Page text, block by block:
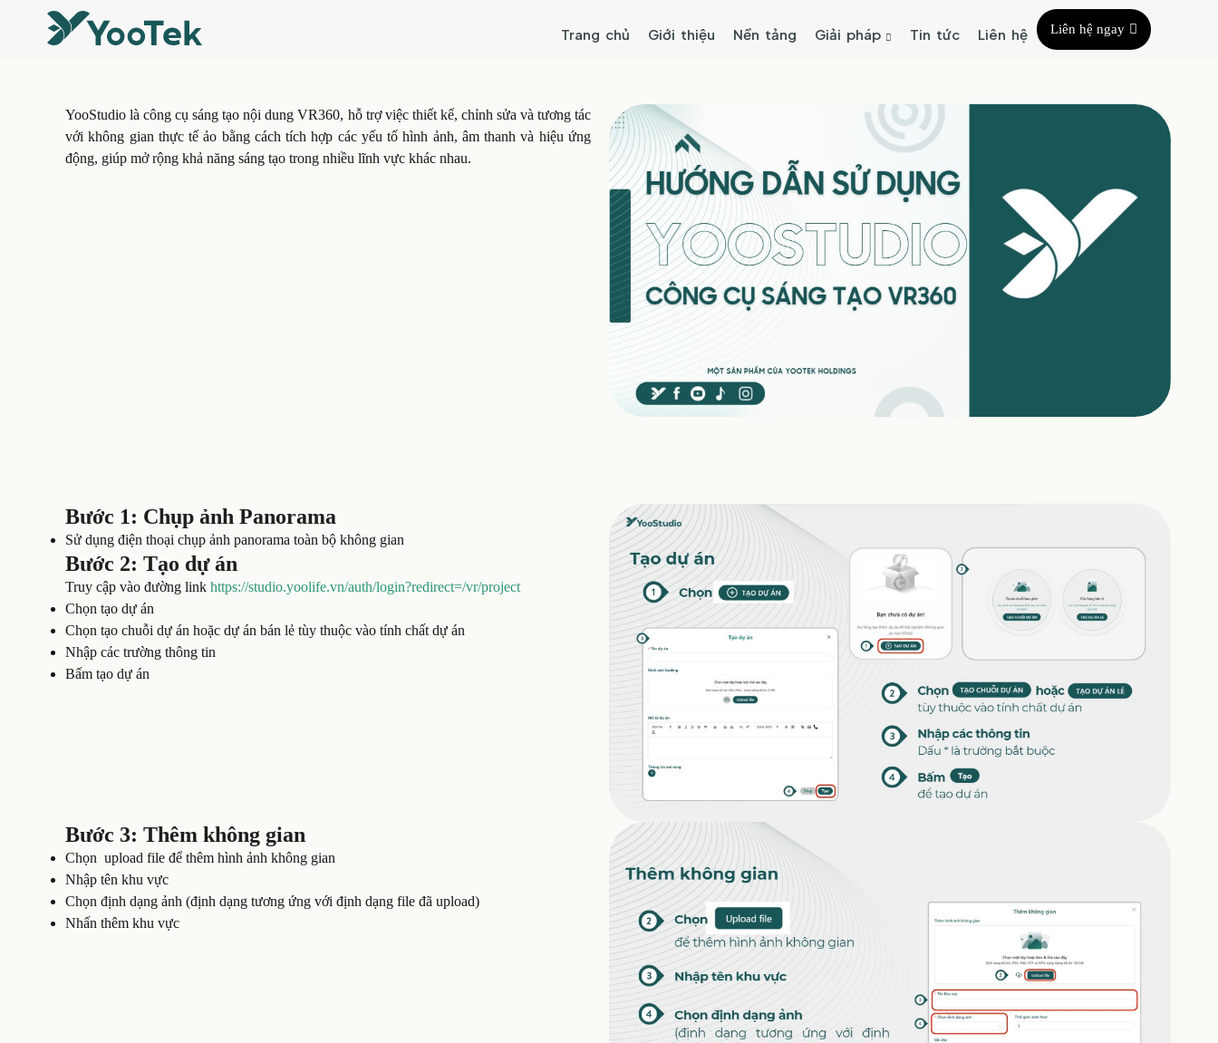
Trang chủ Giới thiệu Nền tảng Giải pháp Tin tức Liên hệ Liên hệ ngay
YooStudio là công cụ sáng tạo nội dung VR360, hỗ trợ việc thiết kế, chỉnh sửa và tương tác
với không gian thực tế ảo bằng cách tích hợp các yếu tố hình ảnh, âm thanh và hiệu ứng
động, giúp mở rộng khả năng sáng tạo trong nhiều lĩnh vực khác nhau.
Bước 1: Chụp ảnh Panorama
Sử dụng điện thoại chụp ảnh panorama toàn bộ không gian
Bước 2: Tạo dự án
Truy cập vào đường link https://studio.yoolife.vn/auth/login?redirect=/vr/project
Chọn tạo dự án
Chọn tạo chuỗi dự án hoặc dự án bán lẻ tùy thuộc vào tính chất dự án
Nhập các trường thông tin
Bấm tạo dự án
Bước 3: Thêm không gian
Chọn upload file để thêm hình ảnh không gian
Nhập tên khu vực
Chọn định dạng ảnh (định dạng tương ứng với định dạng file đã upload)
Nhấn thêm khu vực